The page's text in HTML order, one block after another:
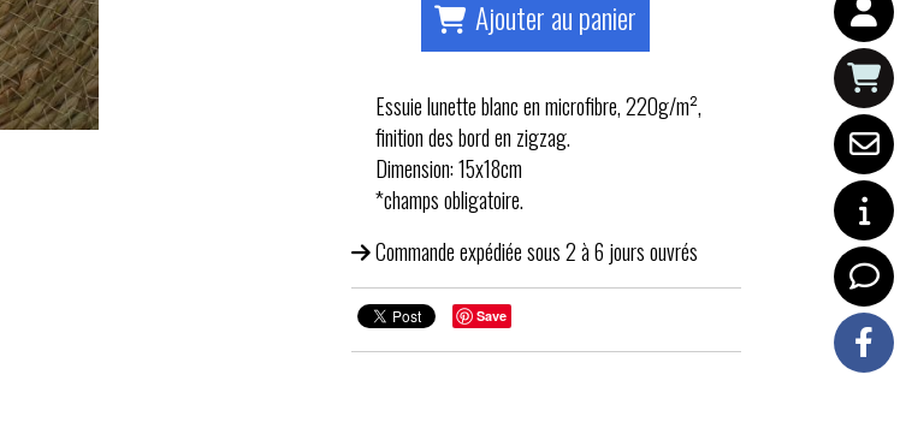
Ajouter au panier
Essuie lunette blanc en microfibre, 220g/m²,
finition des bord en zigzag.
Dimension: 15x18cm
*champs obligatoire.
Commande expédiée sous 2 à 6 jours ouvrés
Save